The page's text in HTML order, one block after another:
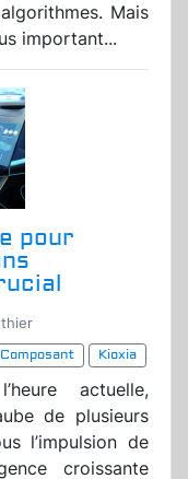
Mais
important...
pour
Composant
Kioxia
actuelle,
de plusieurs
l’impulsion de
croissante